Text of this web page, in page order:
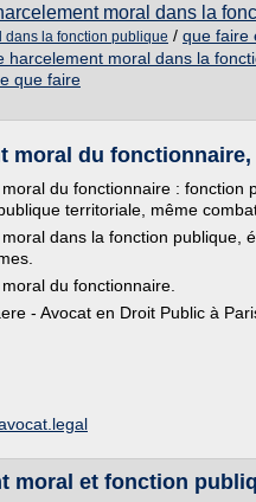
moral dans la
dans la fonction publique / que faire
harcelement moral dans la
que faire
moral du
du fonctionnaire : fonction
territoriale, même
dans la fonction publique,
du fonctionnaire.
- Avocat en Droit Public à
moral et fonction